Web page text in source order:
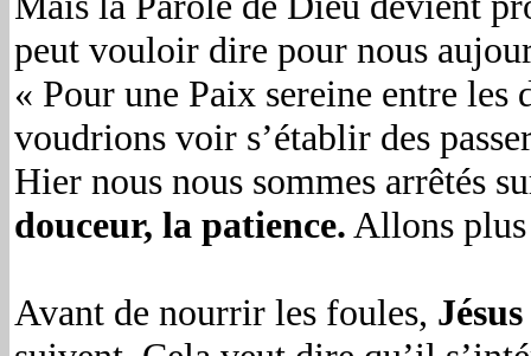
peut vouloir dire pour nous
« Pour une Paix sereine entre les
voudrions voir s’établir des
Hier nous nous sommes arrêtés
douceur, la patience. Allons plus
Avant de nourrir les foules,